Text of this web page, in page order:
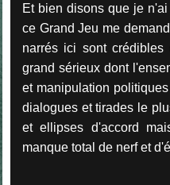
Et bien disons que je
ce Grand Jeu me
narrés ici sont
grand sérieux dont
et manipulation
dialogues et tirades le
et ellipses d'accord
manque total de nerf et